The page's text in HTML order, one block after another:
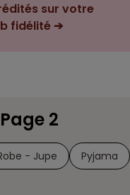
sur votre
fidélité ➔
2
- Jupe Pyjama